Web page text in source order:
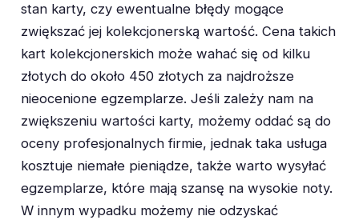
stan karty, czy ewentualne błędy mogące
zwiększać jej kolekcjonerską wartość. Cena takich
kart kolekcjonerskich może wahać się od kilku
złotych do około 450 złotych za najdroższe
nieocenione egzemplarze. Jeśli zależy nam na
zwiększeniu wartości karty, możemy oddać są do
oceny profesjonalnych firmie, jednak taka usługa
kosztuje niemałe pieniądze, także warto wysyłać
egzemplarze, które mają szansę na wysokie noty.
W innym wypadku możemy nie odzyskać